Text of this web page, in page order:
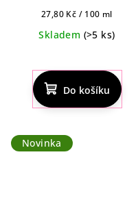
Měrná
27,80 Kč / 100 ml
Skladem (>5 ks)
Do košíku
Novinka